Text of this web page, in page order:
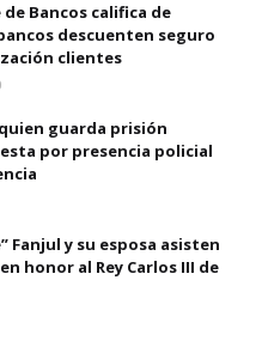
Bancos califica de
descuenten seguro
clientes
guarda prisión
por presencia policial
Fanjul y su esposa asisten
honor al Rey Carlos III de